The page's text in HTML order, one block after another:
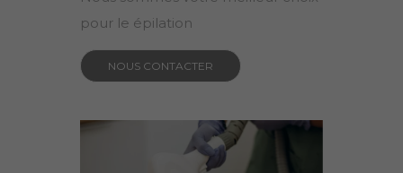
pour le épilation
NOUS CONTACTER